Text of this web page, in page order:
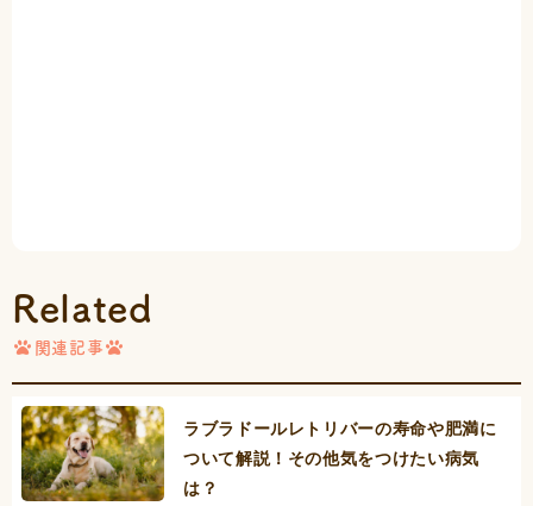
Related
関連記事
ラブラドールレトリバーの寿命や肥満に
ついて解説！その他気をつけたい病気
は？